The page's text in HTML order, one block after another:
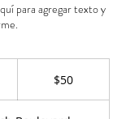
para agregar texto y
estadounidenses
$50